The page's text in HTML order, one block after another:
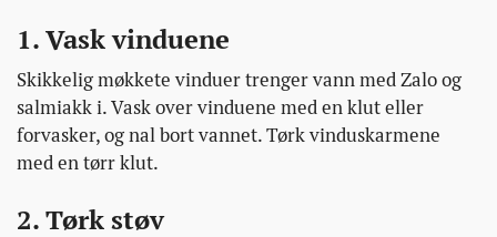
1. Vask vinduene
Skikkelig møkkete vinduer trenger vann med Zalo og
salmiakk i.Vask over vinduene med en klut eller
forvasker, og nal bort vannet. Tørk vinduskarmene
med en tørr klut.
2. Tørk støv